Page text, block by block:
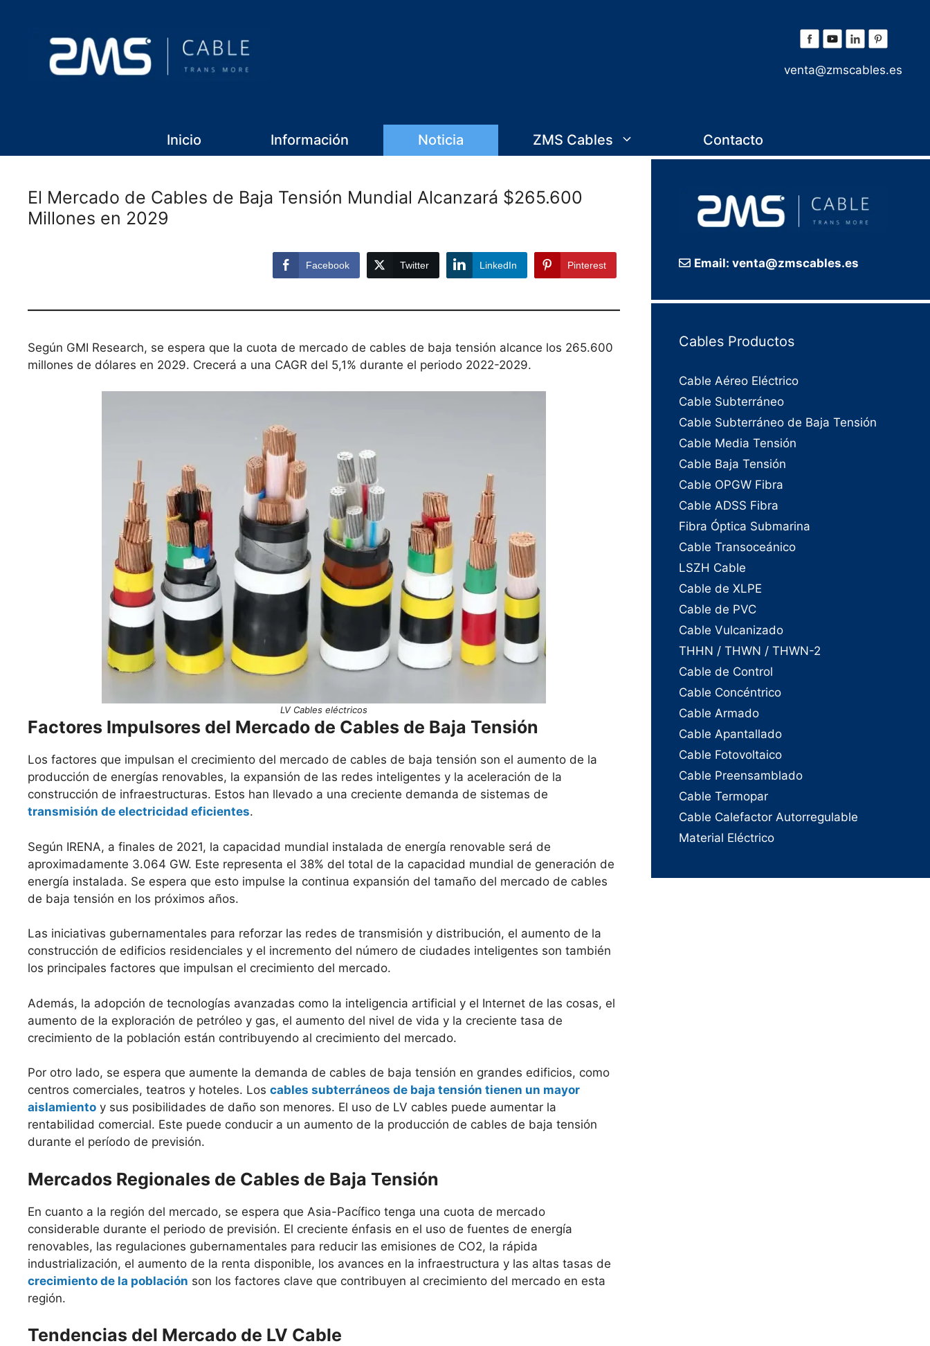
venta@zmscables.es
Inicio Información Noticia ZMS Cables Contacto
El Mercado de Cables de Baja Tensión Mundial Alcanzará $265.600
Millones en 2029
Facebook Twitter LinkedIn Pinterest
Según GMI Research, se espera que la cuota de mercado de cables de baja tensión alcance los 265.600
millones de dólares en 2029. Crecerá a una CAGR del 5,1% durante el periodo 2022-2029.
LV Cables eléctricos
Factores Impulsores del Mercado de Cables de Baja Tensión
Los factores que impulsan el crecimiento del mercado de cables de baja tensión son el aumento de la
producción de energías renovables, la expansión de las redes inteligentes y la aceleración de la
construcción de infraestructuras. Estos han llevado a una creciente demanda de sistemas de
transmisión de electricidad eficientes.
Según IRENA, a finales de 2021, la capacidad mundial instalada de energía renovable será de
aproximadamente 3.064 GW. Este representa el 38% del total de la capacidad mundial de generación de
energía instalada. Se espera que esto impulse la continua expansión del tamaño del mercado de cables
de baja tensión en los próximos años.
Las iniciativas gubernamentales para reforzar las redes de transmisión y distribución, el aumento de la
construcción de edificios residenciales y el incremento del número de ciudades inteligentes son también
los principales factores que impulsan el crecimiento del mercado.
Además, la adopción de tecnologías avanzadas como la inteligencia artificial y el Internet de las cosas, el
aumento de la exploración de petróleo y gas, el aumento del nivel de vida y la creciente tasa de
crecimiento de la población están contribuyendo al crecimiento del mercado.
Por otro lado, se espera que aumente la demanda de cables de baja tensión en grandes edificios, como
centros comerciales, teatros y hoteles. Los cables subterráneos de baja tensión tienen un mayor
aislamiento y sus posibilidades de daño son menores. El uso de LV cables puede aumentar la
rentabilidad comercial. Este puede conducir a un aumento de la producción de cables de baja tensión
durante el período de previsión.
Mercados Regionales de Cables de Baja Tensión
En cuanto a la región del mercado, se espera que Asia-Pacífico tenga una cuota de mercado
considerable durante el periodo de previsión. El creciente énfasis en el uso de fuentes de energía
renovables, las regulaciones gubernamentales para reducir las emisiones de CO2, la rápida
industrialización, el aumento de la renta disponible, los avances en la infraestructura y las altas tasas de
crecimiento de la población son los factores clave que contribuyen al crecimiento del mercado en esta
región.
Tendencias del Mercado de LV Cable
Email: venta@zmscables.es
Cables Productos
Cable Aéreo Eléctrico
Cable Subterráneo
Cable Subterráneo de Baja Tensión
Cable Media Tensión
Cable Baja Tensión
Cable OPGW Fibra
Cable ADSS Fibra
Fibra Óptica Submarina
Cable Transoceánico
LSZH Cable
Cable de XLPE
Cable de PVC
Cable Vulcanizado
THHN / THWN / THWN-2
Cable de Control
Cable Concéntrico
Cable Armado
Cable Apantallado
Cable Fotovoltaico
Cable Preensamblado
Cable Termopar
Cable Calefactor Autorregulable
Material Eléctrico